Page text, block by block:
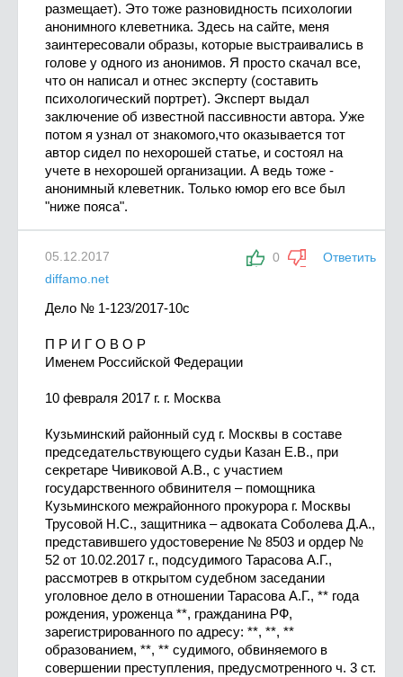
размещает). Это тоже разновидность психологии
анонимного клеветника. Здесь на сайте, меня
заинтересовали образы, которые выстраивались в
голове у одного из анонимов. Я просто скачал все,
что он написал и отнес эксперту (составить
психологический портрет). Эксперт выдал
заключение об известной пассивности автора. Уже
потом я узнал от знакомого,что оказывается тот
автор сидел по нехорошей статье, и состоял на
учете в нехорошей организации. А ведь тоже -
анонимный клеветник. Только юмор его все был
"ниже пояса".
0 Ответить
05.12.2017
diffamo.net
Дело № 1-123/2017-10с
П Р И Г О В О Р
Именем Российской Федерации
10 февраля 2017 г. г. Москва
Кузьминский районный суд г. Москвы в составе
председательствующего судьи Казан Е.В., при
секретаре Чивиковой А.В., с участием
государственного обвинителя – помощника
Кузьминского межрайонного прокурора г. Москвы
Трусовой Н.С., защитника – адвоката Соболева Д.А.,
представившего удостоверение № 8503 и ордер №
52 от 10.02.2017 г., подсудимого Тарасова А.Г.,
рассмотрев в открытом судебном заседании
уголовное дело в отношении Тарасова А.Г., ** года
рождения, уроженца **, гражданина РФ,
зарегистрированного по адресу: **, **, **
образованием, **, ** судимого, обвиняемого в
совершении преступления, предусмотренного ч. 3 ст.